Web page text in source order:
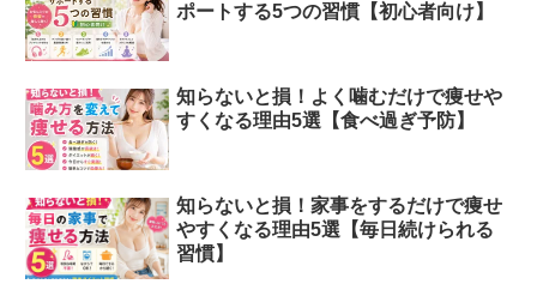
ポートする5つの習慣【初心者向け】
知らないと損！よく噛むだけで痩せや
すくなる理由5選【食べ過ぎ予防】
知らないと損！家事をするだけで痩せ
やすくなる理由5選【毎日続けられる
習慣】